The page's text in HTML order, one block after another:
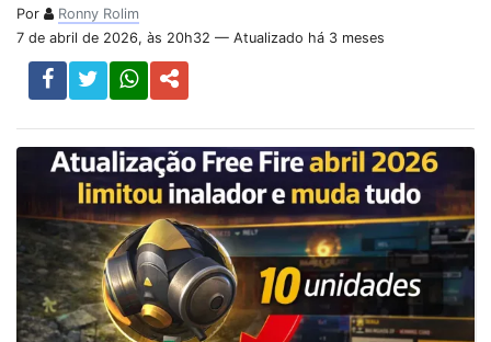
Por
Ronny Rolim
7 de abril de 2026, às 20h32 — Atualizado há 3 meses